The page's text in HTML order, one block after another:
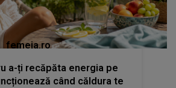
femeia.ro
a-ți recăpăta energia pe
când căldura te